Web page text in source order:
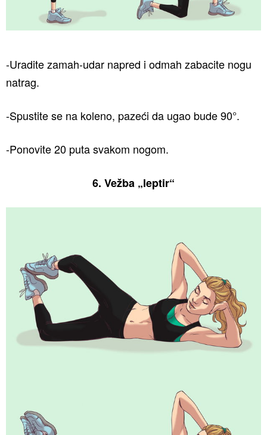
-Uradite zamah-udar napred i odmah zabacite nogu
natrag.
-Spustite se na koleno, pazeći da ugao bude 90°.
-Ponovite 20 puta svakom nogom.
6. Vežba „leptir“